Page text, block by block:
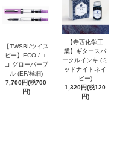
【TWSBI/ツイス
ビー】ECO / エ
コ グローパープ
ル (EF/極細)
7,700円(税700
円)
【寺西化学工
業】ギタースパ
ークルインキ (ミ
ッドナイトネイ
ビー)
1,320円(税120
円)